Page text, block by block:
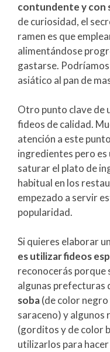
contundente y con
de curiosidad, el
ramen es que
alimentándose
gastarse.
asiático al pan de
Otro punto clave de
fideos de calidad.
atención a este
ingredientes pero
saturar el plato de
habitual en los
empezado a servir
popularidad.
Si quieres elaborar
es utilizar fideos
reconocerás porque
algunas prefecturas
soba(de color
saraceno) y algunos
(gorditos y de color
utilizarlos para